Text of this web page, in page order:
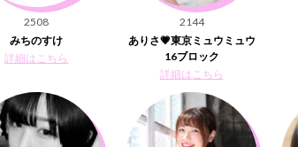
2508
みちのすけ
詳細はこちら
2144
ありさ💗東京ミュウミュウ
16ブロック
詳細はこちら